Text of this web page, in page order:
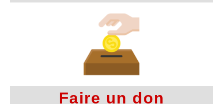
Faire un don